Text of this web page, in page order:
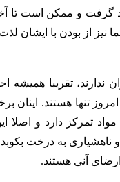
و ممکن است تا
نیز از بودن با ایشان
تقریبا همیشه
تنها هستند.
تمرکز دارد و
به درخت
آنی هستند.